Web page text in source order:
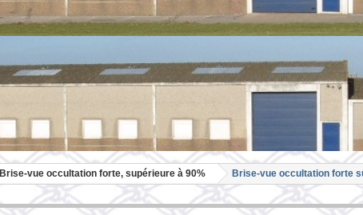
Brise-vue occultation forte, supérieure à 90% Brise-vue occultation forte